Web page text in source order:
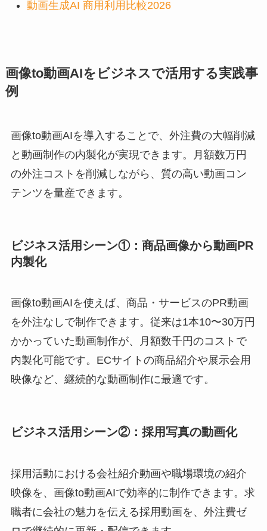
動画生成AI 商用利用比較2026
画像to動画AIをビジネスで活用する実践事
例
画像to動画AIを導入することで、外注費の大幅削減
と動画制作の内製化が実現できます。月額数万円
の外注コストを削減しながら、質の高い動画コン
テンツを量産できます。
ビジネス活用シーン①：商品画像から動画PR
内製化
画像to動画AIを使えば、商品・サービスのPR動画
を外注なしで制作できます。従来は1本10〜30万円
かかっていた動画制作が、月額数千円のコストで
内製化可能です。ECサイトの商品紹介や展示会用
映像など、継続的な動画制作に最適です。
ビジネス活用シーン②：採用写真の動画化
採用活動における会社紹介動画や職場環境の紹介
映像を、画像to動画AIで効率的に制作できます。求
職者に会社の魅力を伝える採用動画を、外注費ゼ